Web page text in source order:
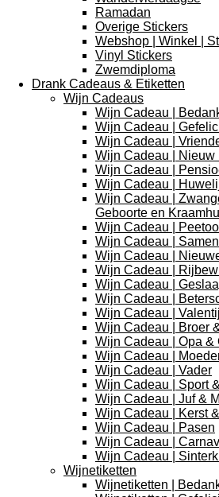
Ramadan
Overige Stickers
Webshop | Winkel |
Vinyl Stickers
Zwemdiploma
Drank Cadeaus & Etiketten
Wijn Cadeaus
Wijn Cadeau |
Wijn Cadeau |
Wijn Cadeau |
Wijn Cadeau |
Wijn Cadeau |
Wijn Cadeau |
Wijn Cadeau |
Geboorte en
Wijn Cadeau |
Wijn Cadeau |
Wijn Cadeau |
Wijn Cadeau |
Wijn Cadeau |
Wijn Cadeau |
Wijn Cadeau |
Wijn Cadeau | Broer
Wijn Cadeau | Opa &
Wijn Cadeau |
Wijn Cadeau | Vader
Wijn Cadeau | Sport
Wijn Cadeau | Juf &
Wijn Cadeau | Kerst
Wijn Cadeau | Pasen
Wijn Cadeau |
Wijn Cadeau |
Wijnetiketten
Wijnetiketten |